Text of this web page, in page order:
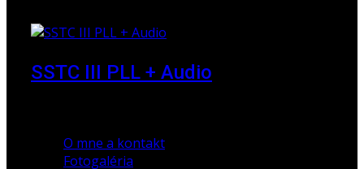
SSTC III PLL + Audio
O mne a kontakt
Fotogaléria